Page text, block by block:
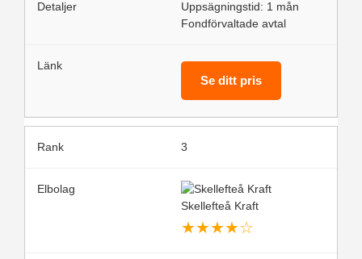
Uppsägningstid: 1 mån
Fondförvaltade avtal
Se ditt pris
3
Skellefteå Kraft
★★★★☆